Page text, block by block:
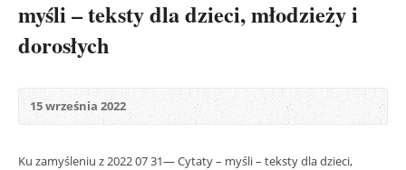
myśli – teksty dla dzieci, młodzieży i
dorosłych
15 września 2022
Ku zamyśleniu z 2022 07 31— Cytaty – myśli – teksty dla dzieci,